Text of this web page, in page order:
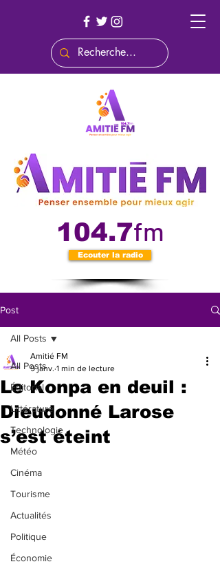
104.7fm
Ecouter la radio
Post
All Posts
Éditorial
Littérature
Technologie
Météo
Cinéma
Tourisme
Actualités
Politique
Économie
All Posts
Le Konpa en deuil :
Dieudonné Larose
s’est éteint
Amitié FM
9 janv. 1 min de lecture